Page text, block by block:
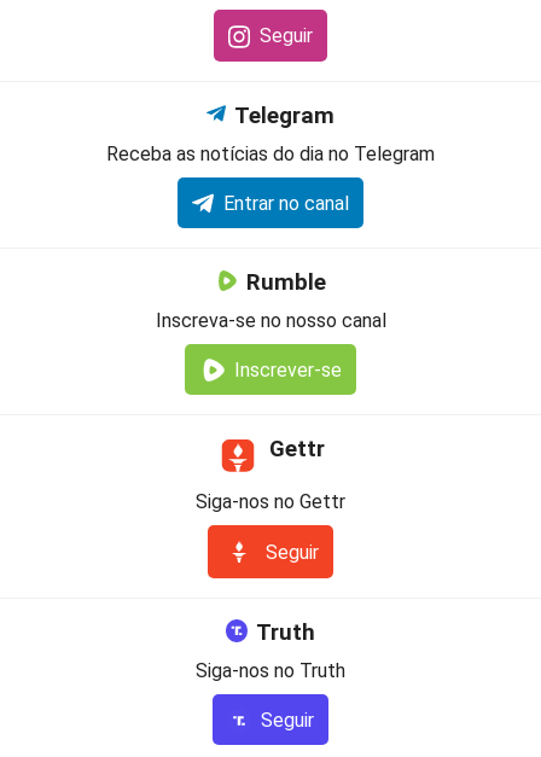
Seguir
Telegram
Receba as notícias do dia no Telegram
Entrar no canal
Rumble
Inscreva-se no nosso canal
Inscrever-se
Gettr
Siga-nos no Gettr
Seguir
Truth
Siga-nos no Truth
Seguir